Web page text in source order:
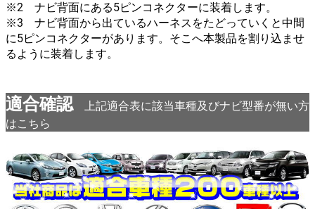
※2 ナビ背面にある5ピンコネクターに装着します。
※3 ナビ背面から出ているハーネスをたどっていくと中間
に5ピンコネクターがあります。そこへ本製品を割り込ませ
るように装着します。
適合確認上記適合表に該当車種及びナビ型番が無い方
はこちら